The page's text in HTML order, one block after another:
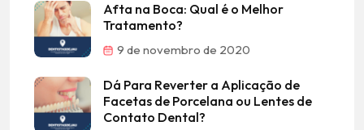
Afta na Boca: Qual é o Melhor
Tratamento?
9 de novembro de 2020
Dá Para Reverter a Aplicação de
Facetas de Porcelana ou Lentes de
Contato Dental?